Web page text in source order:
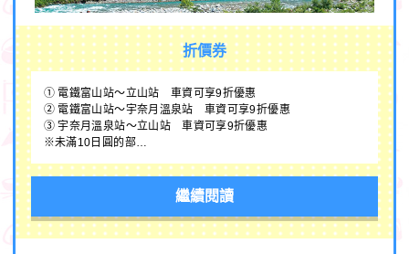
折價券
① 電鐵富山站～立山站 車資可享9折優惠
② 電鐵富山站～宇奈月溫泉站 車資可享9折優惠
③ 宇奈月溫泉站～立山站 車資可享9折優惠
※未滿10日圓的部…
繼續閱讀